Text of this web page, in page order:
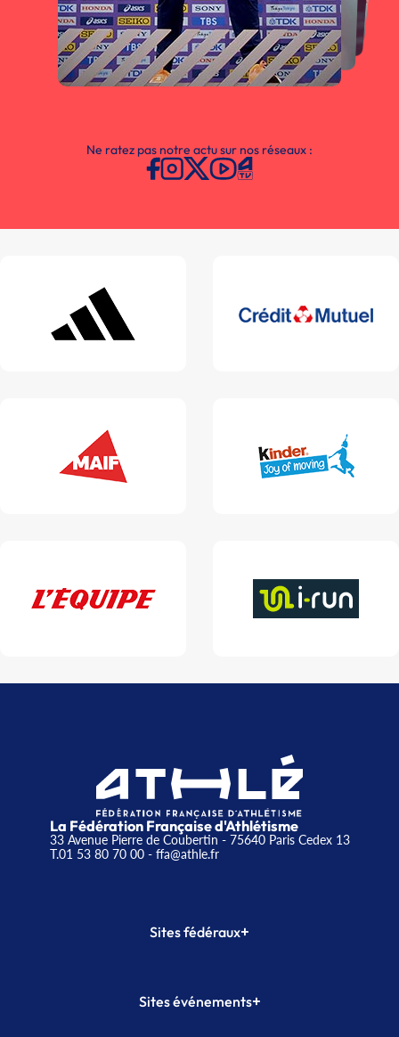
Ne ratez pas notre actu sur nos réseaux :
La Fédération Française d'Athlétisme
33 Avenue Pierre de Coubertin - 75640 Paris Cedex 13
T.01 53 80 70 00- ffa@athle.fr
Sites fédéraux+
Plateforme Formation
Sites événements+